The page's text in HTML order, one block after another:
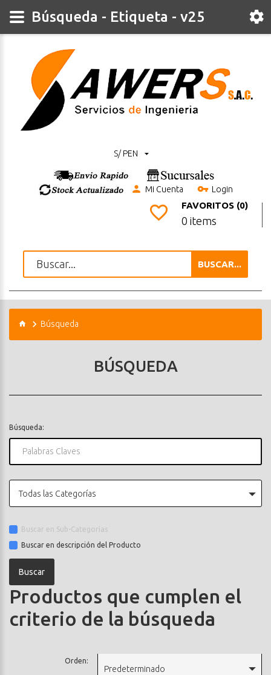
S/ PEN
Mi Cuenta Login
FAVORITOS (0)
0 items
BUSCAR...
Búsqueda
BÚSQUEDA
Búsqueda:
Todas las Categorías
Buscar en Sub-Categorías
Buscar en descripción del Producto
Productos que cumplen el
criterio de la búsqueda
Orden:
Predeterminado
Búsqueda - Etiqueta - v25